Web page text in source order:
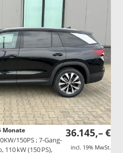
36.145,– €
incl. 19% MwSt.
Monate
150PS ; 7-Gang-
kW (150 PS),